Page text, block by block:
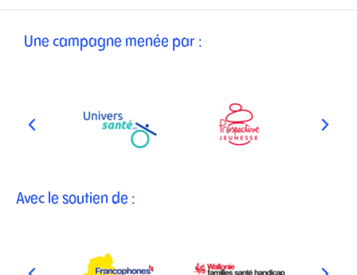
Une campagne menée par :
Avec le soutien de :